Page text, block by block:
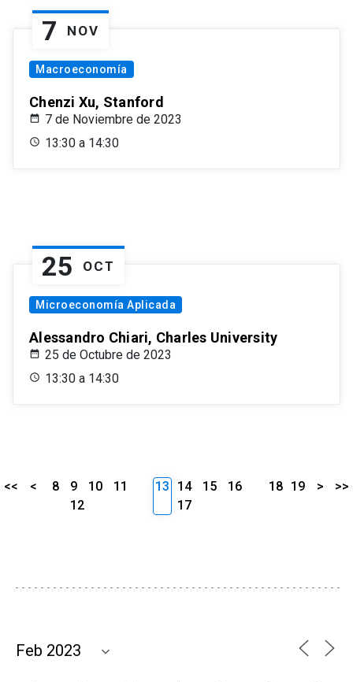
7 NOV
Macroeconomía
Chenzi Xu, Stanford
7 de Noviembre de 2023
13:30 a 14:30
25 OCT
Microeconomía Aplicada
Alessandro Chiari, Charles University
25 de Octubre de 2023
13:30 a 14:30
<< < 8 9 10
11
12
13 14 15
16
17
18 19 > >>